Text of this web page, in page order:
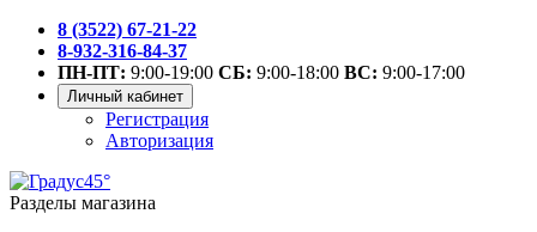
8 (3522) 67-21-22
8-932-316-84-37
ПН-ПТ: 9:00-19:00 СБ: 9:00-18:00 ВС: 9:00-17:00
Личный кабинет
Регистрация
Авторизация
Разделы магазина